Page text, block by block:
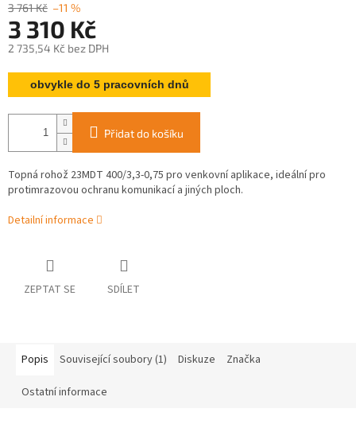
3 761 Kč –11 %
3 310 Kč
2 735,54 Kč bez DPH
Měrná
cena:obvykle do 5 pracovních dnů
Přidat do košíku
Topná rohož 23MDT 400/3,3-0,75 pro venkovní aplikace, ideální pro
protimrazovou ochranu komunikací a jiných ploch.
Detailní informace
ZEPTAT SE SDÍLET
Popis Související soubory (1) Diskuze Značka
Ostatní informace